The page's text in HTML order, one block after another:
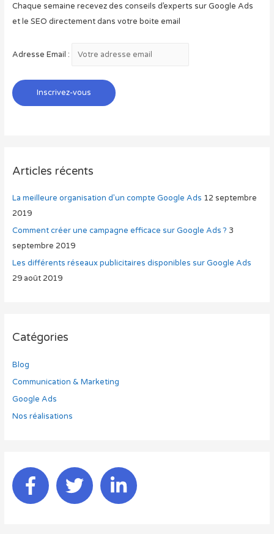
:
Chaque semaine recevez des conseils d’experts sur Google Ads
et le SEO directement dans votre boite email
Adresse Email :
Articles récents
La meilleure organisation d’un compte Google Ads 12 septembre
2019
Comment créer une campagne efficace sur Google Ads ? 3
septembre 2019
Les différents réseaux publicitaires disponibles sur Google Ads
29 août 2019
Catégories
Blog
Communication & Marketing
Google Ads
Nos réalisations